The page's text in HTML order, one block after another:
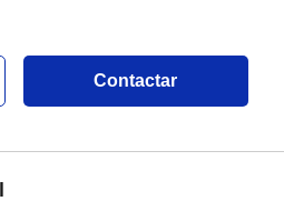
Contactar